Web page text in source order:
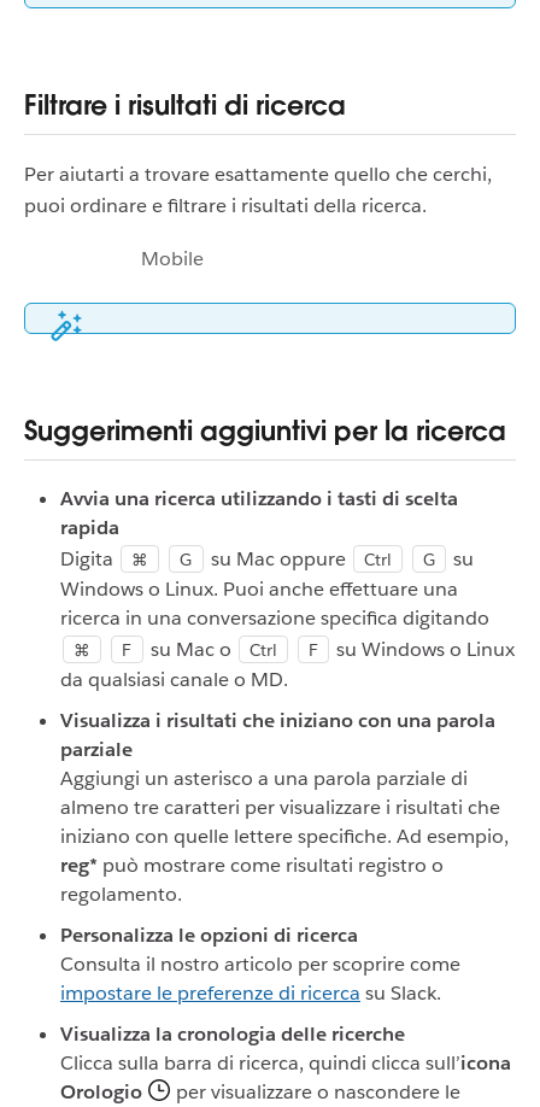
Filtrare i risultati di ricerca
Per aiutarti a trovare esattamente quello che cerchi,
puoi ordinare e filtrare i risultati della ricerca.
Mobile
Suggerimenti aggiuntivi per la ricerca
Avvia una ricerca utilizzando i tasti di scelta
rapida
Digita
⌘ G su Mac oppure Ctrl G
su
Windows o Linux. Puoi anche effettuare una
ricerca in una conversazione specifica digitando
⌘ F su Mac o Ctrl F
su Windows o Linux
da qualsiasi canale o MD.
Visualizza i risultati che iniziano con una parola
parziale
Aggiungi un asterisco a una parola parziale di
almeno tre caratteri per visualizzare i risultati che
iniziano con quelle lettere specifiche. Ad esempio,
reg* può mostrare come risultati registro o
regolamento.
Personalizza le opzioni di ricerca
Consulta il nostro articolo per scoprire come
impostare le preferenze di ricerca su Slack.
Visualizza la cronologia delle ricerche
Clicca sulla barra di ricerca, quindi clicca sull’icona
Orologio
per visualizzare o nascondere le